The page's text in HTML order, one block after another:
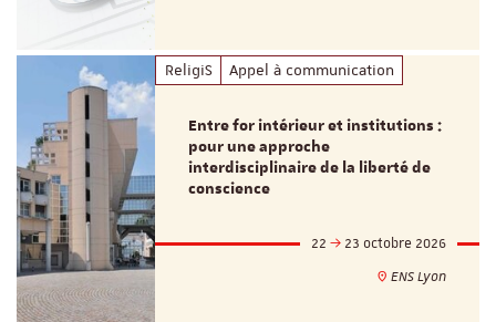
ReligiS Appel à communication
Entre for intérieur et institutions :
pour une approche
interdisciplinaire de la liberté de
conscience
22
23 octobre 2026
ENS Lyon